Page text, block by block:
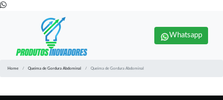
Whatsapp
Home Queima de Gordura Abdominal Queima de Gordura Abdominal